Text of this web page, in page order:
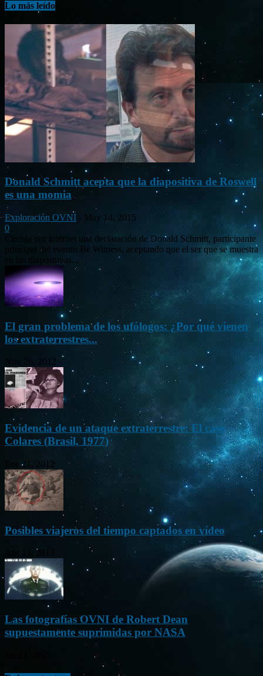
Lo más leído
Donald Schmitt acepta que la diapositiva de Roswell
es una momia
Exploración OVNI - May 14, 2015
0
Circula por internet una declaración de Donald Schmitt, participante
principal del evento Be Witness, aceptando que el ser que se muestra
en las diapositivas...
El gran problema de los ufólogos: ¿Por qué vienen
los extraterrestres...
Nov 26, 2012
Evidencia de un ataque extraterrestre: El caso
Colares (Brasil, 1977)
Ene 21, 2012
Posibles viajeros del tiempo captados en vídeo
Abr 13, 2013
Las fotografías OVNI de Robert Dean
supuestamente suprimidas por NASA